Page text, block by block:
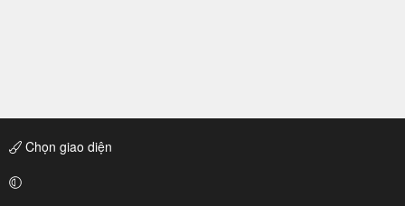
Chọn giao diện